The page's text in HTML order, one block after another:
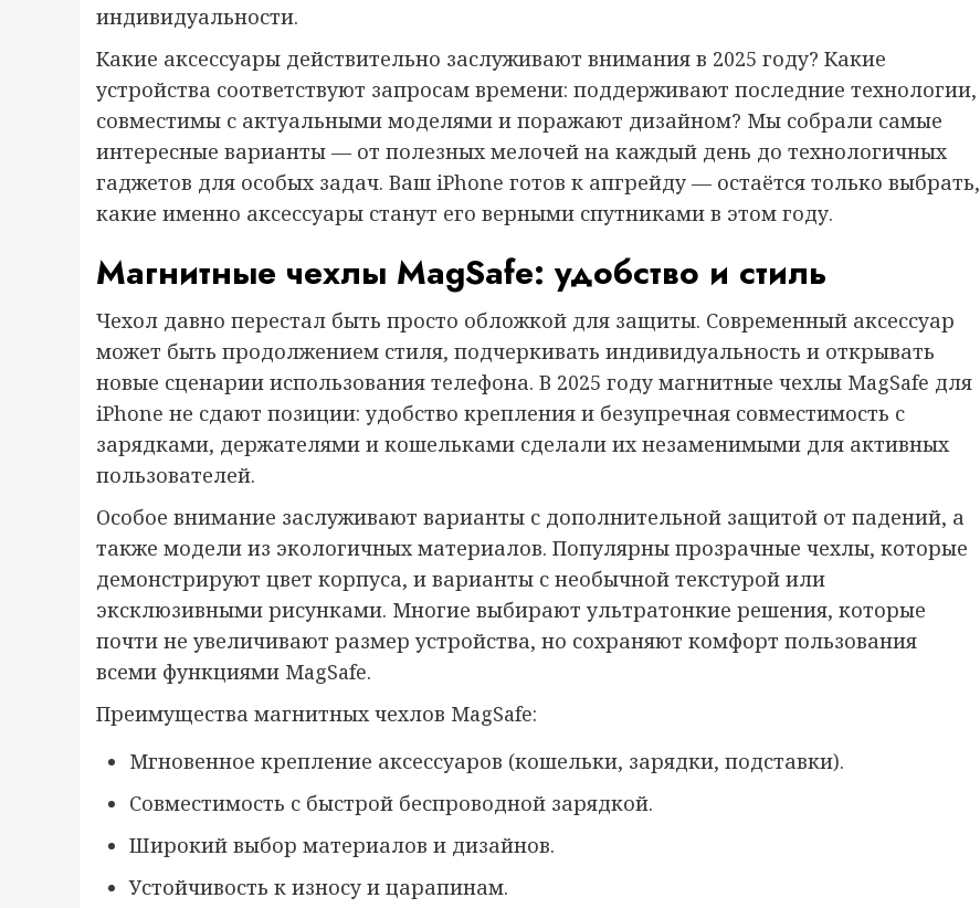
индивидуальности.
Какие аксессуары действительно заслуживают внимания в 2025 году? Какие
устройства соответствуют запросам времени: поддерживают последние технологии,
совместимы с актуальными моделями и поражают дизайном? Мы собрали самые
интересные варианты — от полезных мелочей на каждый день до технологичных
гаджетов для особых задач. Ваш iPhone готов к апгрейду — остаётся только выбрать,
какие именно аксессуары станут его верными спутниками в этом году.
Магнитные чехлы MagSafe: удобство и стиль
Чехол давно перестал быть просто обложкой для защиты. Современный аксессуар
может быть продолжением стиля, подчеркивать индивидуальность и открывать
новые сценарии использования телефона. В 2025 году магнитные чехлы MagSafe для
iPhone не сдают позиции: удобство крепления и безупречная совместимость с
зарядками, держателями и кошельками сделали их незаменимыми для активных
пользователей.
Особое внимание заслуживают варианты с дополнительной защитой от падений, а
также модели из экологичных материалов. Популярны прозрачные чехлы, которые
демонстрируют цвет корпуса, и варианты с необычной текстурой или
эксклюзивными рисунками. Многие выбирают ультратонкие решения, которые
почти не увеличивают размер устройства, но сохраняют комфорт пользования
всеми функциями MagSafe.
Преимущества магнитных чехлов MagSafe:
Мгновенное крепление аксессуаров (кошельки, зарядки, подставки).
Совместимость с быстрой беспроводной зарядкой.
Широкий выбор материалов и дизайнов.
Устойчивость к износу и царапинам.